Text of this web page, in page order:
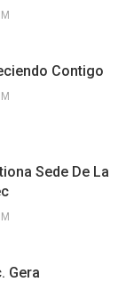
Contigo
Sede De La
Gera